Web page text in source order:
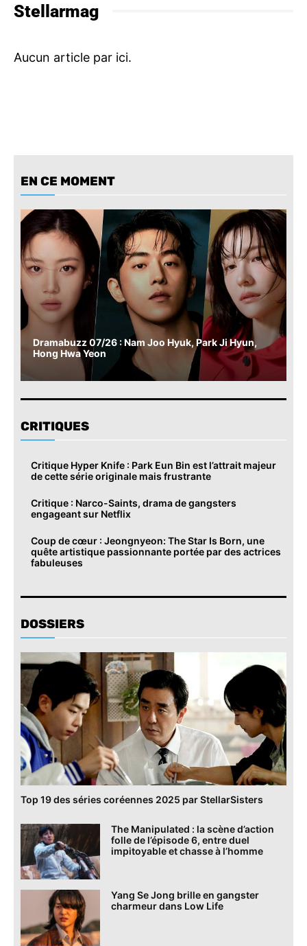
Stellarmag
EN CE MOMENT
Dramabuzz 07/26 : Nam Joo Hyuk, Park Ji Hyun,
Hong Hwa Yeon
CRITIQUES
Critique Hyper Knife : Park Eun Bin est l’attrait majeur
de cette série originale mais frustrante
Critique : Narco-Saints, drama de gangsters
engageant sur Netflix
Coup de cœur : Jeongnyeon: The Star Is Born, une
quête artistique passionnante portée par des actrices
fabuleuses
DOSSIERS
Top 19 des séries coréennes 2025 par StellarSisters
The Manipulated : la scène d’action
folle de l’épisode 6, entre duel
impitoyable et chasse à l’homme
Yang Se Jong brille en gangster
charmeur dans Low Life